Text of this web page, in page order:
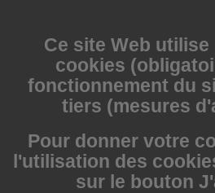
Ce site Web utilise
cookies
fonctionnement du
tiers (mesures
Pour donner votre
l'utilisation des
sur le bouton